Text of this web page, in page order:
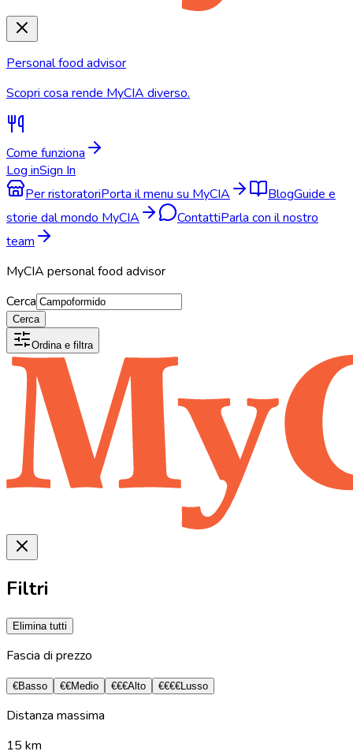
Personal food advisor
Scopri cosa rende MyCIA diverso.
Come funziona
Log inSign In
Per ristoratoriPorta il menu su MyCIA BlogGuide e
storie dal mondo MyCIA
ContattiParla con il nostro
team
MyCIA personal food advisor
Cerca
Cerca
Ordina e filtra
Filtri
Elimina tutti
Fascia di prezzo
€Basso €€Medio €€€Alto €€€€ Lusso
Distanza massima
15 km